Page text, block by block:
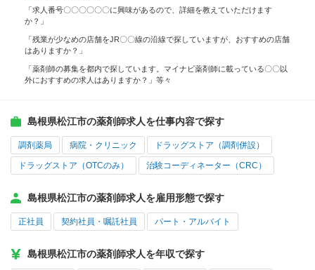
「求人番号〇〇〇〇〇〇に興味があるので、詳細を教えていただけます
か？」
「残業が少なめの店舗をJR〇〇線の沿線で探していますが、おすすめの店舗
はありますか？」
「薬剤師の募集を都内で探しています。マイナビ薬剤師に載っている〇〇以
外におすすめの求人はありますか？」等々
島根県松江市の薬剤師求人を仕事内容で探す
調剤薬局 病院・クリニック ドラッグストア（調剤併設）
ドラッグストア（OTCのみ） 治験コーディネーター（CRC）
島根県松江市の薬剤師求人を雇用形態で探す
正社員 契約社員・嘱託社員 パート・アルバイト
島根県松江市の薬剤師求人を年収で探す